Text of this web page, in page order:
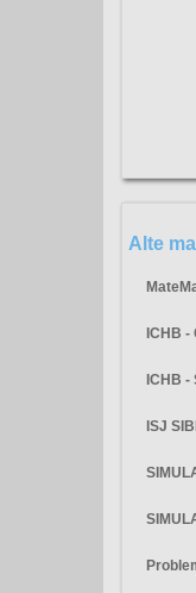
Alte
ICHB -
ICHB -
ISJ